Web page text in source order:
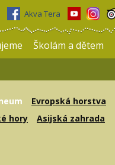
Akva Tera
Školám a dětem
Evropská horstva
hory Asijská zahrada